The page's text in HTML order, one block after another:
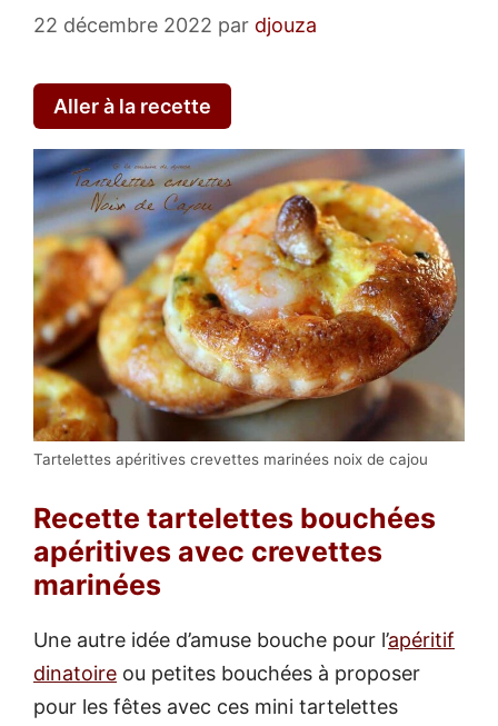
22 décembre 2022 par djouza
Aller à la recette
Tartelettes apéritives crevettes marinées noix de cajou
Recette tartelettes bouchées
apéritives avec crevettes
marinées
Une autre idée d’amuse bouche pour l’apéritif
dinatoire ou petites bouchées à proposer
pour les fêtes avec ces mini tartelettes